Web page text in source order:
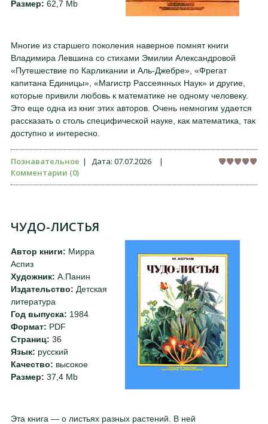
Размер: 62,7 Mb
Многие из старшего поколения наверное помнят книги
Владимира Левшина со стихами Эмилии Александровой
«Путешествие по Карликании и Аль-Джебре», «Фрегат
капитана Единицы», «Магистр Рассеянных Наук» и другие,
которые привили любовь к математике не одному человеку.
Это еще одна из книг этих авторов. Очень немногим удается
рассказать о столь специфической науке, как математика, так
доступно и интересно.
Познавательное | Дата: 07.07.2026
|
Комментарии (0)
ЧУДО-ЛИСТЬЯ
Автор книги: Мирра
Аспиз
Художник: А.Панин
Издательство: Детская
литература
Год выпуска: 1984
Формат: PDF
Страниц: 36
Язык: русский
Качество: высокое
Размер: 37,4 Mb
Эта книга — о листьях разных растений. В ней